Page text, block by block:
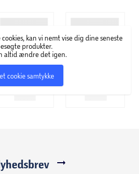
kan vi nemt vise dig dine seneste
produkter.
altid ændre det igen.
cookie samtykke